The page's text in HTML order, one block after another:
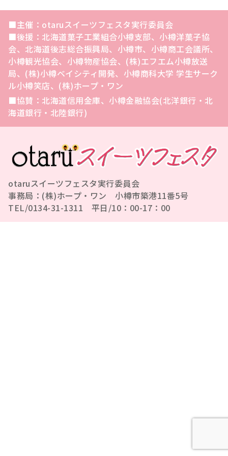
■主催：otaruスイーツフェスタ実行委員会
■後援：北海道菓子工業組合小樽支部、小樽洋菓子協
会、北海道後志総合振興局、小樽市、小樽商工会議所、
小樽観光協会、小樽物産協会、(株)エフエム小樽放送
局、(株)小樽ベイシティ開発、小樽商科大学 学生サーク
ル小樽笑店、(株)ホープ・ワン
■協賛：北海道信用金庫、小樽金融協会(北洋銀行・北
海道銀行・北陸銀行)
otaruスイーツフェスタ実行委員会
事務局：(株)ホープ・ワン 小樽市築港11番5号
TEL/0134-31-1311 平日/10：00-17：00